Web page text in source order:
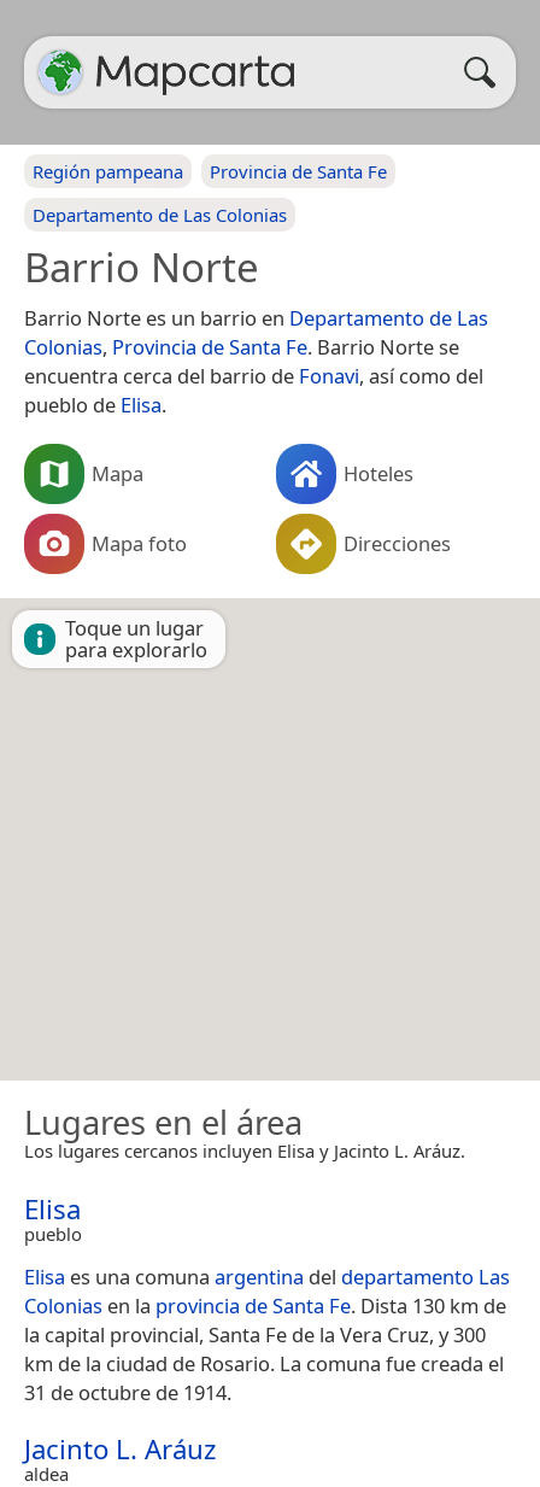
Región pampeana
Provincia de Santa Fe
Departamento de Las Colonias
Barrio Norte
Barrio Norte es un barrio en Departamento de Las
Colonias, Provincia de Santa Fe. Barrio Norte se
encuentra cerca del barrio de Fonavi, así como del
pueblo de Elisa.
Mapa Hoteles
Mapa foto Direcciones
Toque un lugar
para explorarlo
Lugares en el área
Los lugares cercanos incluyen Elisa y Jacinto L. Aráuz.
Elisa
pueblo
Elisa es una comuna argentina del departamento Las
Colonias en la provincia de Santa Fe. Dista 130 km de
la capital provincial, Santa Fe de la Vera Cruz, y 300
km de la ciudad de Rosario. La comuna fue creada el
31 de octubre de 1914.
Jacinto L. Aráuz
aldea